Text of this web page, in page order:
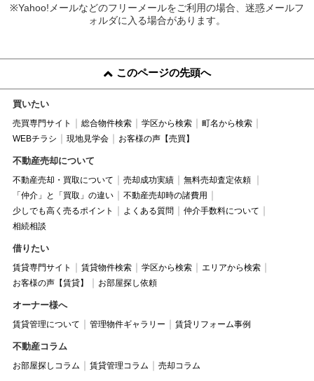
※Yahoo!メールなどのフリーメールをご利用の場合、迷惑メールフ
ォルダに入る場合があります。
このページの先頭へ
買いたい
売買専門サイト 総合物件検索 学区から検索
町名から検索
WEBチラシ
現地見学会 お客様の声【売買】
不動産売却について
不動産売却・買取について 売却成功実績
無料売却査定依頼
「仲介」と「買取」の違い
不動産売却時の諸費用
少しでも高く売るポイント
よくある質問
仲介手数料について
相続相談
借りたい
賃貸専門サイト 賃貸物件検索 学区から検索
エリアから検索
お客様の声【賃貸】
お部屋探し依頼
オーナー様へ
賃貸管理について 管理物件ギャラリー 賃貸リフォーム事例
不動産コラム
お部屋探しコラム 賃貸管理コラム 売却コラム